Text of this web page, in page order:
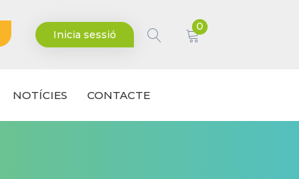
Inicia sessió
0
NOTÍCIES CONTACTE